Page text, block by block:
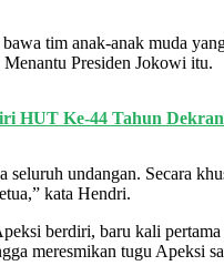
tim anak-anak muda
Menantu Presiden Jokowi itu.
HUT Ke-44 Tahun
seluruh undangan. Secara
kata Hendri.
berdiri, baru kali
meresmikan tugu Apeksi